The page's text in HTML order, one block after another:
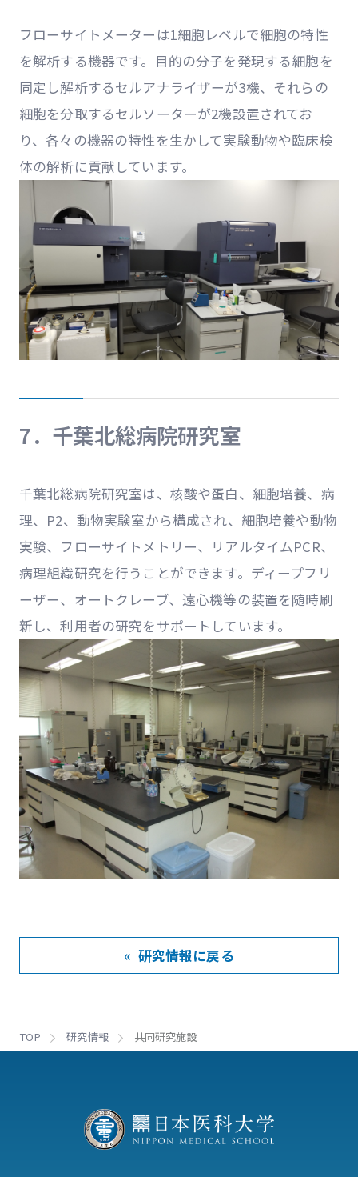
フローサイトメーターは1細胞レベルで細胞の特性
を解析する機器です。目的の分子を発現する細胞を
同定し解析するセルアナライザーが3機、それらの
細胞を分取するセルソーターが2機設置されてお
り、各々の機器の特性を生かして実験動物や臨床検
体の解析に貢献しています。
7．千葉北総病院研究室
千葉北総病院研究室は、核酸や蛋白、細胞培養、病
理、P2、動物実験室から構成され、細胞培養や動物
実験、フローサイトメトリー、リアルタイムPCR、
病理組織研究を行うことができます。ディープフリ
ーザー、オートクレーブ、遠心機等の装置を随時刷
新し、利用者の研究をサポートしています。
« 研究情報に戻る
TOP 研究情報 共同研究施設